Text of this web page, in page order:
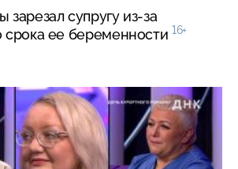
супругу из-за
срока ее беременности 16+